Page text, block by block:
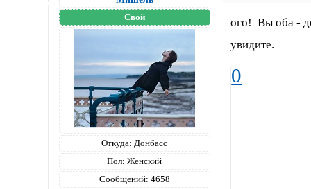
Свой
Откуда: Донбасс
Пол: Женский
Сообщений: 4658
ого! Вы оба -
увидите.
0